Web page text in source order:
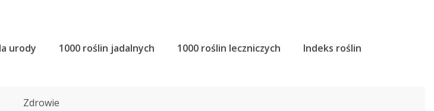
urody 1000 roślin jadalnych 1000 roślin leczniczych Indeks roślin
Zdrowie